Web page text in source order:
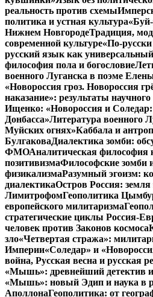
реальность против схемы
политика и устная культура
Нижнем НовгородеТрадиция,
современной культуре«По-
русский язык как универсальный
философия пола и богословие
военного Луганска в поэме
«Новороссия гроз. Новороссия
наказание»: результаты научного
Ищенко: «Новороссия и
Донбасса»Литература военного
Муйских огнях»Каббала и
БулгаковаДиалектика зомби:
ФМОАналитическая философия
позитивизмаФилософские зомби
физикализмаРазумный эгоизм:
диалектикаОстров Россия:
ЛимитрофомГеополитика
европейского милитаризма
стратегические циклы Россия-
человек против Законов космоса
зло«Четвертая стража»:
Империи«Соледар» и
война, Русская весна и русская
«Мышь»: древнейший детектив
«Мышь»: новый Эдип и наука в
АполлонаГеополитика: от